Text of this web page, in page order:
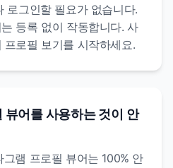
로그인할 필요가 없습니다.
등록 없이 작동합니다. 사
로필 보기를 시작하세요.
뷰어를 사용하는 것이 안
램 프로필 뷰어는 100% 안